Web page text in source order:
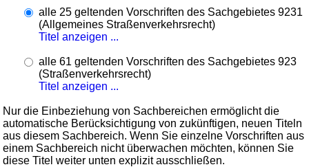
alle 25 geltenden Vorschriften des Sachgebietes 9231
(Allgemeines Straßenverkehrsrecht)
Titel anzeigen ...
alle 61 geltenden Vorschriften des Sachgebietes 923
(Straßenverkehrsrecht)
Titel anzeigen ...
Nur die Einbeziehung von Sachbereichen ermöglicht die
automatische Berücksichtigung von zukünftigen, neuen Titeln
aus diesem Sachbereich. Wenn Sie einzelne Vorschriften aus
einem Sachbereich nicht überwachen möchten, können Sie
diese Titel weiter unten explizit ausschließen.